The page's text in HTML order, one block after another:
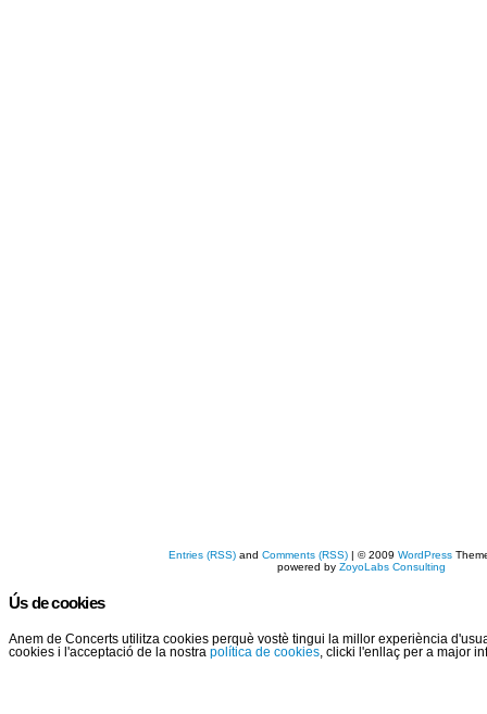
Entries (RSS) andComments (RSS) | © 2009WordPress
powered byZoyoLabs Consulting
Ús de cookies
Anem de Concerts utilitza cookies perquè vostè tingui la millor experiència
cookies i l'acceptació de la nostra política de cookies , clicki l'enllaç per a major